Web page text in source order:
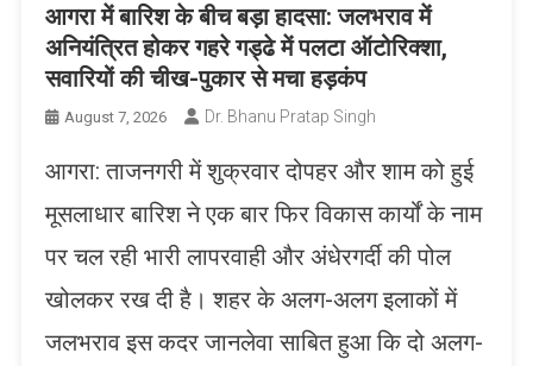
आगरा में बारिश के बीच बड़ा हादसा: जलभराव में
अनियंत्रित होकर गहरे गड्ढे में पलटा ऑटोरिक्शा,
सवारियों की चीख-पुकार से मचा हड़कंप
August 7, 2026 Dr. Bhanu Pratap Singh
आगरा: ताजनगरी में शुक्रवार दोपहर और शाम को हुई
मूसलाधार बारिश ने एक बार फिर विकास कार्यों के नाम
पर चल रही भारी लापरवाही और अंधेरगर्दी की पोल
खोलकर रख दी है। शहर के अलग-अलग इलाकों में
जलभराव इस कदर जानलेवा साबित हुआ कि दो अलग-